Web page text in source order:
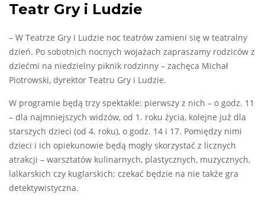
Teatr Gry i Ludzie
– W Teatrze Gry i Ludzie noc teatrów zamieni się w teatralny
dzień. Po sobotnich nocnych wojażach zapraszamy rodziców z
dziećmi na niedzielny piknik rodzinny – zachęca Michał
Piotrowski, dyrektor Teatru Gry i Ludzie.
W programie będą trzy spektakle: pierwszy z nich – o godz. 11
– dla najmniejszych widzów, od 1. roku życia, kolejne już dla
starszych dzieci (od 4. roku), o godz. 14 i 17. Pomiędzy nimi
dzieci i ich opiekunowie będą mogły skorzystać z licznych
atrakcji – warsztatów kulinarnych, plastycznych, muzycznych,
lalkarskich czy kuglarskich; czekać będzie na nie także gra
detektywistyczna.